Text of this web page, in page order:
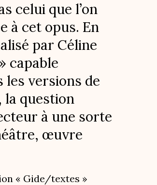
celui que l’on
à cet opus. En
par Céline
capable
les versions de
la question
à une sorte
œuvre
« Gide/textes »